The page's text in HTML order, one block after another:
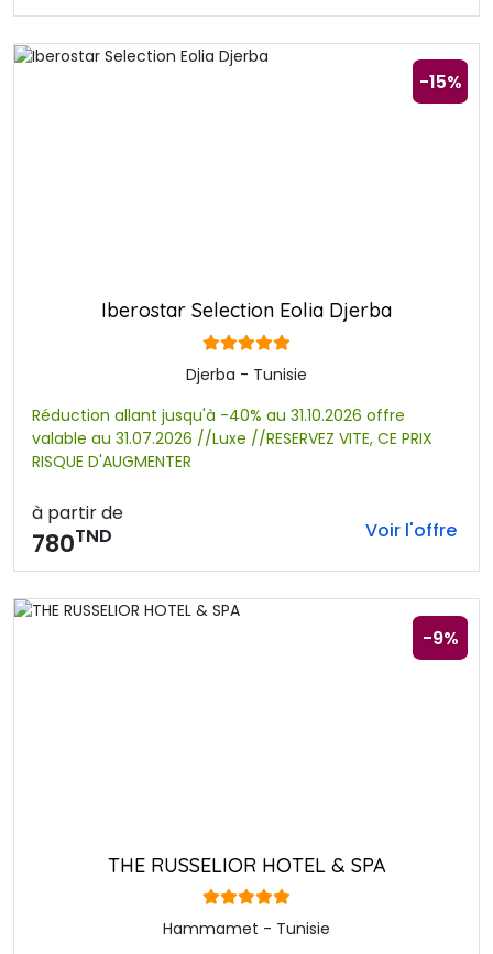
-15%
Iberostar Selection Eolia Djerba
Djerba - Tunisie
Réduction allant jusqu'à -40% au 31.10.2026 offre
valable au 31.07.2026 //Luxe //RESERVEZ VITE, CE PRIX
RISQUE D'AUGMENTER
à partir de
780TND Voir l'offre
-9%
THE RUSSELIOR HOTEL & SPA
Hammamet - Tunisie